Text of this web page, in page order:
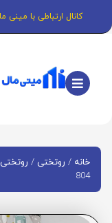
کانال ارتباطی با مینی مال
خانه / روتختی /
804